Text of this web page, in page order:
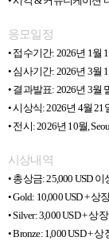
응모일정
• 접수기간: 2026년 1월
• 심사기간: 2026년 3월
• 결과발표: 2026년 3월
• 시상식: 2026년 4월 21
• 전시: 2026년 10월,
시상내역
• 총상금: 25,000 USD 이
• Gold: 10,000 USD + 상
• Silver: 3,000 USD + 상
• Bronze: 1,000 USD +